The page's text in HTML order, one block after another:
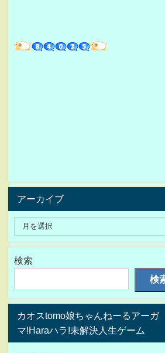
アーカイブ
検索
検
カオスtomo娘ちゃんねーるアーガ
マ!Haraハラ!未解決人生ゲーム